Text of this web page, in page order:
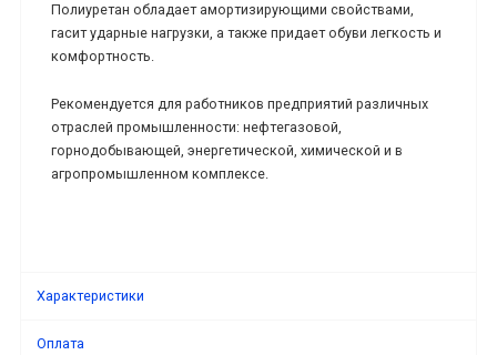
Полиуретан обладает амортизирующими свойствами,
гасит ударные нагрузки, а также придает обуви легкость и
комфортность.
Рекомендуется для работников предприятий различных
отраслей промышленности: нефтегазовой,
горнодобывающей, энергетической, химической и в
агропромышленном комплексе.
Характеристики
Оплата